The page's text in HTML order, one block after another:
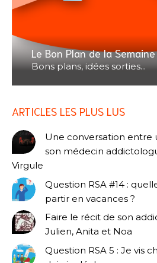
Le Bon Plan de la Semaine
Bons plans, idées sorties...
ARTICLES LES PLUS LUS
Une conversation entre
son médecin
Virgule
Question RSA #14 :
partir en vacances ?
Faire le récit de son
Julien, Anita et Noa
Question RSA 5 : Je vis